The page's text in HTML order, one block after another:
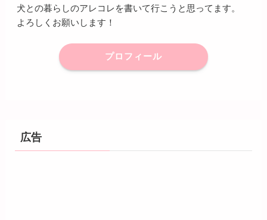
犬との暮らしのアレコレを書いて行こうと思ってます。
よろしくお願いします！
プロフィール
広告